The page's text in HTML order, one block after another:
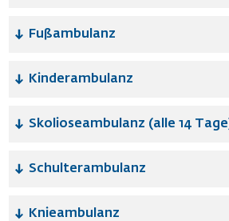
Fußambulanz
Kinderambulanz
Skolioseambulanz (alle 14
Schulterambulanz
Knieambulanz